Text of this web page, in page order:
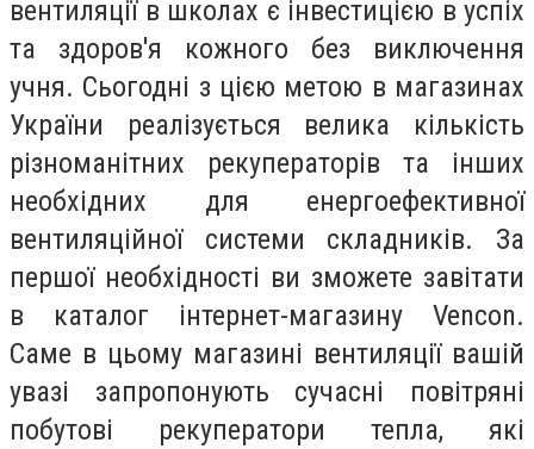
вентиляції в школах є інвестицією в успіх
та здоров'я кожного без виключення
учня. Сьогодні з цією метою в магазинах
України реалізується велика кількість
різноманітних рекуператорів та інших
необхідних для енергоефективної
вентиляційної системи складників. За
першої необхідності ви зможете завітати
в каталог інтернет-магазину Vencon.
Саме в цьому магазині вентиляції вашій
увазі запропонують сучасні повітряні
побутові рекуператори тепла, які